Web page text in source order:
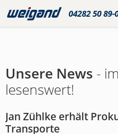
04282 50 89-
Unsere News -
lesenswert!
Jan Zühlke erhält
Transporte